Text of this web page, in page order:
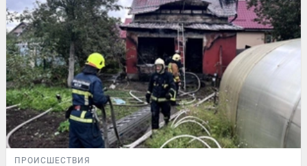
ПРОИСШЕСТВИЯ